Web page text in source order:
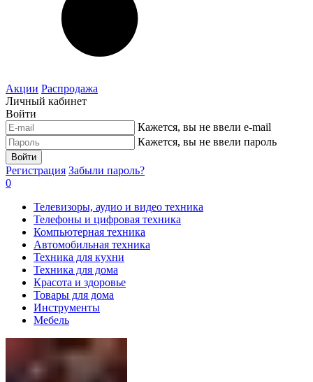
Акции Распродажа
Личный кабинет
Войти
Кажется, вы не ввели e-mail
Кажется, вы не ввели пароль
Войти
Регистрация Забыли пароль?
0
Телевизоры, аудио и видео техника
Телефоны и цифровая техника
Компьютерная техника
Автомобильная техника
Техника для кухни
Техника для дома
Красота и здоровье
Товары для дома
Инструменты
Мебель